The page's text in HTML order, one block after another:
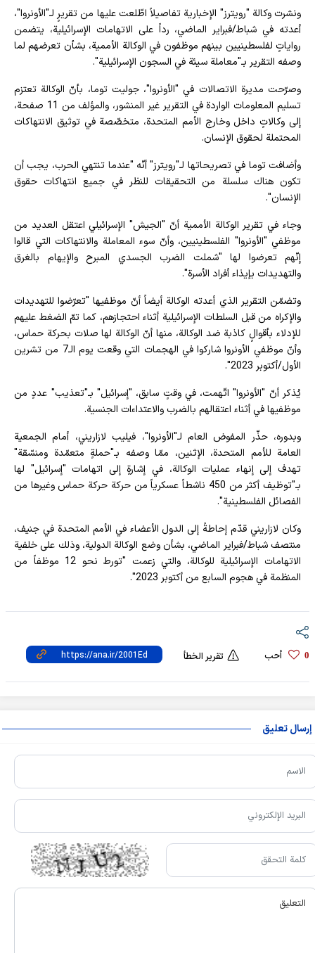
ونشرت وكالة "رويترز" الإخبارية تفاصيلاً اطّلعت عليها من تقريرٍ لـ"الأونروا"،
أعدته في شباط/فبراير الماضي، رداً على الاتهامات الإسرائيلية، يتضمن
رواياتٍ لفلسطينيين بينهم موظفون في الوكالة الأممية، بشأن تعرضهم لما
وصفه التقرير بـ"معاملة سيئة في السجون الإسرائيلية".
وصرّحت مديرة الاتصالات في "الأونروا"، جوليت توما، بأنّ الوكالة تعتزم
تسليم المعلومات الواردة في التقرير غير المنشور، والمؤلف من 11 صفحة،
إلى وكالاتٍ داخل وخارج الأمم المتحدة، متخصّصة في توثيق الانتهاكات
المحتملة لحقوق الإنسان.
وأضافت توما في تصريحاتها لـ"رويترز" أنّه "عندما تنتهي الحرب، يجب أن
تكون هناك سلسلة من التحقيقات للنظر في جميع انتهاكات حقوق
الإنسان".
وجاء في تقرير الوكالة الأممية أنّ "الجيش" الإسرائيلي اعتقل العديد من
موظفي "الأونروا" الفلسطينيين، وأنّ سوء المعاملة والانتهاكات التي قالوا
إنّهم تعرضوا لها "شملت الضرب الجسدي المبرح والإيهام بالغرق
والتهديدات بإيذاء أفراد الأسرة".
وتضمّن التقرير الذي أعدته الوكالة أيضاً أنّ موظفيها "تعرّضوا للتهديدات
والإكراه من قبل السلطات الإسرائيلية أثناء احتجازهم، كما تمّ الضغط عليهم
للإدلاء بأقوالٍ كاذبة ضد الوكالة، منها أنّ الوكالة لها صلات بحركة حماس،
وأنّ موظفي الأونروا شاركوا في الهجمات التي وقعت يوم الـ7 من تشرين
الأول/أكتوبر 2023".
يُذكر أنّ "الأونروا" اتّهمت، في وقتٍ سابق، "إسرائيل" بـ"تعذيب" عددٍ من
موظفيها في أثناء اعتقالهم بالضرب والاعتداءات الجنسية.
وبدوره، حذّر المفوض العام لـ"الأونروا"، فيليب لازاريني، أمام الجمعية
العامة للأمم المتحدة، الإثنين، ممّا وصفه بـ"حملةٍ متعمّدة ومنسّقة"
تهدف إلى إنهاء عمليات الوكالة، في إشارةٍ إلى اتهامات "إسرائيل" لها
بـ"توظيف أكثر من 450 ناشطاً عسكرياً من حركة حركة حماس وغيرها من
الفصائل الفلسطينية".
وكان لازاريني قدّم إحاطةً إلى الدول الأعضاء في الأمم المتحدة في جنيف،
منتصف شباط/فبراير الماضي، بشأن وضع الوكالة الدولية، وذلك على خلفية
الاتهامات الإسرائيلية للوكالة، والتي زعمت "تورط نحو 12 موظفاً من
المنظمة في هجوم السابع من أكتوبر 2023".
0 أحب تقرير الخطأ
إرسال تعليق